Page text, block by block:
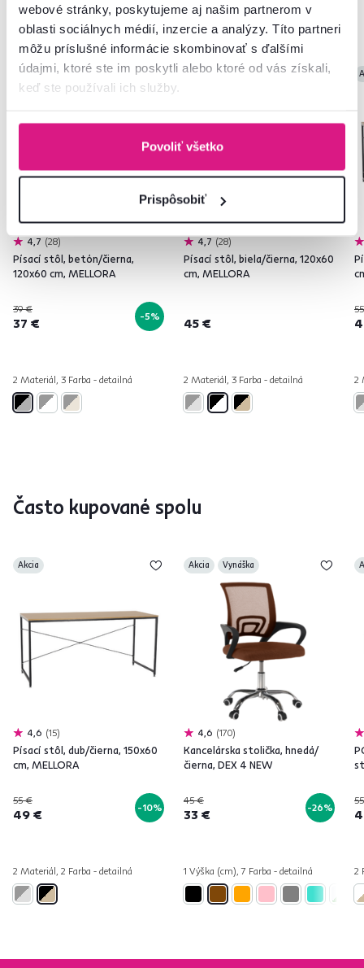
webové stránky, poskytujeme aj našim partnerom v
oblasti sociálnych médií, inzercie a analýzy. Títo partneri
môžu príslušné informácie skombinovať s ďalšími
údajmi, ktoré ste im poskytli alebo ktoré od vás získali,
keď ste používali ich služby.
Povoliť všetko
Prispôsobiť
Podobné produkty
Akcia Novinka
4,7 28
Písací stôl, betón/čierna,
120x60 cm, MELLORA
39 €
37 € -5%
2 Materiál, 3 Farba - detailná
4,7 28
Písací stôl, biela/čierna, 120x60
cm, MELLORA
45 €
2 Materiál, 3 Farba - detailná 2
Často kupované spolu
Akcia
4,6 15
Písací stôl, dub/čierna, 150x60
cm, MELLORA
55 €
49 € -10%
2 Materiál, 2 Farba - detailná
Akcia Vynáška
4,6 170
Kancelárska stolička, hnedá/
čierna, DEX 4 NEW
45 €
33 € -26%
1 Výška (cm), 7 Farba - detailná 2